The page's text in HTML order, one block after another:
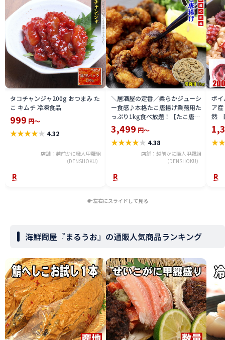
タコチャンジャ200g おつまみ た
こ キムチ 冷凍食品
999 円～
★★★★★ 4.32
店舗：越前かに職人甲羅組
（DENSHOKU）
＼居酒屋の定番／柔らかジューシ
ー食感♪本格たこ唐揚げ業務用た
っぷり1kg食べ放題！【たこ唐揚
げ】【タコ唐揚げ】【蛸唐揚げ】
【たこから】 冷凍食品
3,499 円～
★★★★★ 4.38
店舗：越前かに職人甲羅組
（DENSHOKU）
ボ
ア
然
★
左右にスライドして見る
海鮮問屋『まるうお』の通販人気商品ランキング